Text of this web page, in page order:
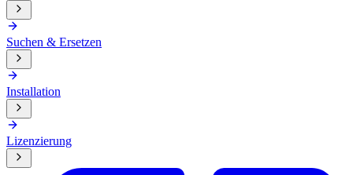
Suchen & Ersetzen
Installation
Lizenzierung